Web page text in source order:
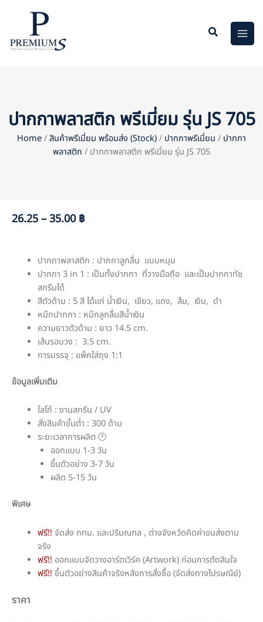
ปากกาพลาสติก พรีเมี่ยม รุ่น JS 705
Home/สินค้าพรีเมี่ยม พร้อมส่ง (Stock)/ ปากกาพรีเมี่ยม / ปากกา
พลาสติก / ปากกาพลาสติก พรีเมี่ยม รุ่น JS 705
26.25 – 35.00 ฿
ปากกาพลาสติก : ปากกาลูกลื่น แบบหมุน
ปากกา 3 in 1 : เป็นทั้งปากกา ที่วางมือถือ และเป็นปากกาทัช
สกรีนได้
สีตัวด้าม : 5 สี ได้แก่ น้ำเงิน, เขียว, แดง, ส้ม, เงิน, ดำ
หมึกปากกา : หมึกลูกลื่นสีน้ำเงิน
ความยาวตัวด้าม : ยาว 14.5 cm.
เส้นรอบวง : 3.5 cm.
การบรรจุ : แพ็คใส่ถุง 1:1
ข้อมูลเพิ่มเติม
โลโก้ : งานสกรีน / UV
สั่งสินค้าขั้นต่ำ : 300 ด้าม
ระยะเวลาการผลิต 🕐
ออกแบบ 1-3 วัน
ขึ้นตัวอย่าง 3-7 วัน
ผลิต 5-15 วัน
พิเศษ
ฟรี!! จัดส่ง กทม. และปริมณฑล , ต่างจังหวัดคิดค่าขนส่งตาม
จริง
ฟรี!! ออกแบบจัดวางอาร์ตเวิร์ค (Artwork) ก่อนการตัดสินใจ
ฟรี!! ขึ้นตัวอย่างสินค้าจริงหลังการสั่งซื้อ (จัดส่งทางไปรษณีย์)
ราคา